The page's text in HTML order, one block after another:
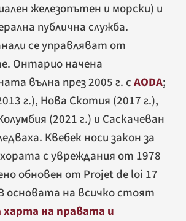
железопътен и морски) и
публична служба.
се управляват от
Онтарио начена
вълна през 2005 г. сAODA;
г.), Нова Скотия (2017 г.),
(2021 г.) и Саскачеван
Квебек носи закон за
с увреждания от 1978
обновен от Projet de loi 17
основата на всичко стоят
на правата и